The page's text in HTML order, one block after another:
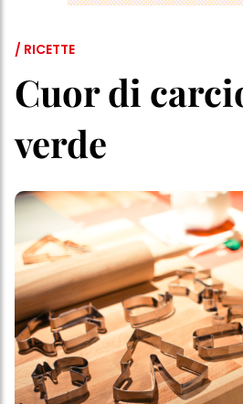
/ RICETTE
Cuor di
verde